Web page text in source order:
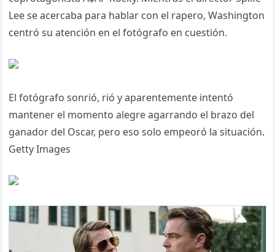
Lee se acercaba para hablar con el rapero, Washington
centró su atención en el fotógrafo en cuestión.
El fotógrafo sonrió, rió y aparentemente intentó
mantener el momento alegre agarrando el brazo del
ganador del Oscar, pero eso solo empeoró la situación.
Getty Images